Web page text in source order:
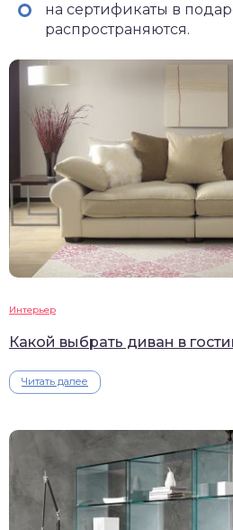
на сертификаты в
распространяются.
Интерьер
Какой выбрать диван в
Читать далее